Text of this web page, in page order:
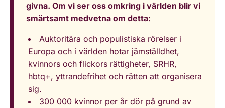
givna. Om vi ser oss omkring i världen blir vi
smärtsamt medvetna om detta:
Auktoritära och populistiska rörelser i
Europa och i världen hotar jämställdhet,
kvinnors och flickors rättigheter, SRHR,
hbtq+, yttrandefrihet och rätten att organisera
sig.
300 000 kvinnor per år dör på grund av